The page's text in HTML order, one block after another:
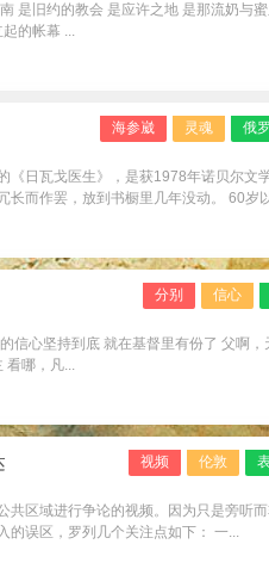
是旧约的教会 是应许之地 是那流奶与
的帐幕 ...
海参崴 灵魂 俄
日瓦戈医生》，是获1978年诺贝尔文
长而作罢，放到书橱里几年没动。 60岁
分别 信心
信心坚持到底 就在基督里有份了 父啊
看哪，凡...
视频 伦敦
区域进行争论的视频。因为只是旁听
的误区，罗列几个关注点如下： 一...